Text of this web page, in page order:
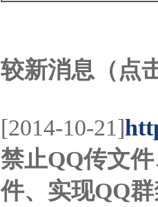
较新消息（点
[2014-10-21]
禁止QQ传文
件、实现QQ